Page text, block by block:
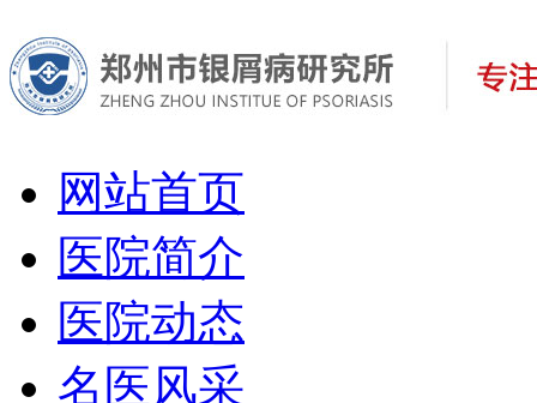
网站首页
医院简介
医院动态
名医风采